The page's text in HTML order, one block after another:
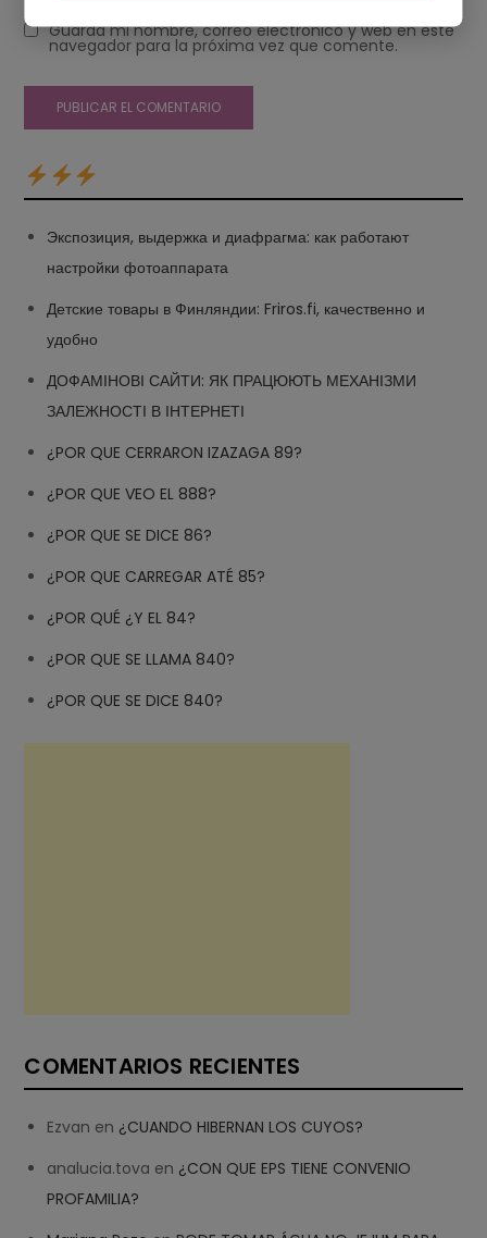
Guarda mi nombre, correo electrónico y web en este
navegador para la próxima vez que comente.
Экспозиция, выдержка и диафрагма: как работают
настройки фотоаппарата
Детские товары в Финляндии: Friros.fi, качественно и
удобно
ДОФАМІНОВІ САЙТИ: ЯК ПРАЦЮЮТЬ МЕХАНІЗМИ
ЗАЛЕЖНОСТІ В ІНТЕРНЕТІ
¿POR QUE CERRARON IZAZAGA 89?
¿POR QUE VEO EL 888?
¿POR QUE SE DICE 86?
¿POR QUE CARREGAR ATÉ 85?
¿POR QUÉ ¿Y EL 84?
¿POR QUE SE LLAMA 840?
¿POR QUE SE DICE 840?
COMENTARIOS RECIENTES
Ezvan en ¿CUANDO HIBERNAN LOS CUYOS?
analucia.tova en ¿CON QUE EPS TIENE CONVENIO
PROFAMILIA?